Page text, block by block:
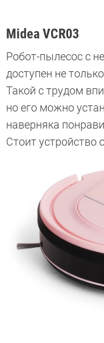
Midea VCR03
Робот-пылесос с
доступен не
Такой с трудом
но его можно
наверняка
Стоит устройство